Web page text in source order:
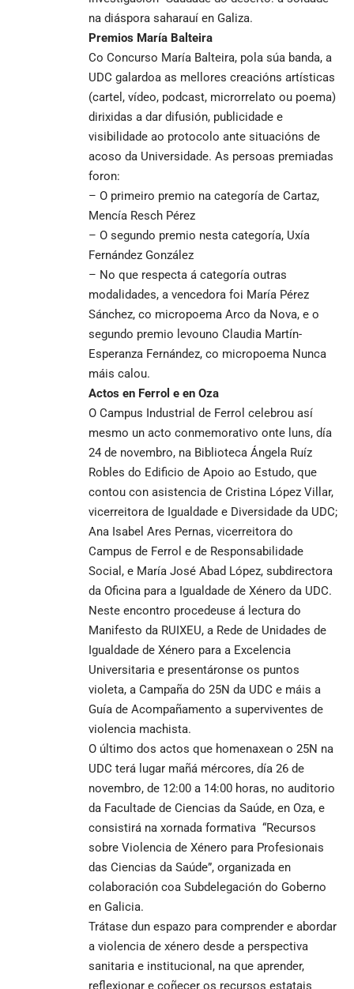
na diáspora saharauí en Galiza.
Premios María Balteira
Co Concurso María Balteira, pola súa banda, a
UDC galardoa as mellores creacións artísticas
(cartel, vídeo, podcast, microrrelato ou poema)
dirixidas a dar difusión, publicidade e
visibilidade ao protocolo ante situacións de
acoso da Universidade. As persoas premiadas
foron:
– O primeiro premio na categoría de Cartaz,
Mencía Resch Pérez
– O segundo premio nesta categoría, Uxía
Fernández González
– No que respecta á categoría outras
modalidades, a vencedora foi María Pérez
Sánchez, co micropoema Arco da Nova, e o
segundo premio levouno Claudia Martín-
Esperanza Fernández, co micropoema Nunca
máis calou.
Actos en Ferro e en Oza
O Campus Industrial de Ferrol celebrou así
mesmo un acto conmemorativo onte luns, día
24 de novembro, na Biblioteca Ángela Ruíz
Robles do Edificio de Apoio ao Estudo, que
contou con asistencia de Cristina López Villar,
vicerreitora de Igualdade e Diversidade da UDC;
Ana Isabel Ares Pernas, vicerreitora do
Campus de Ferrol e de Responsabilidade
Social, e María José Abad López, subdirectora
da Oficina para a Igualdade de Xénero da UDC.
Neste encontro procedeuse á lectura do
Manifesto da RUIXEU, a Rede de Unidades de
Igualdade de Xénero para a Excelencia
Universitaria e presentáronse os puntos
violeta, a Campaña do 25N da UDC e máis a
Guía de Acompañamento a superviventes de
violencia machista.
O último dos actos que homenaxean o 25N na
UDC terá lugar mañá mércores, día 26 de
novembro, de 12:00 a 14:00 horas, no auditorio
da Facultade de Ciencias da Saúde, en Oza, e
consistirá na xornada formativa “Recursos
sobre Violencia de Xénero para Profesionais
das Ciencias da Saúde”, organizada en
colaboración coa Subdelegación do Goberno
en Galicia.
Trátase dun espazo para comprender e abordar
a violencia de xénero desde a perspectiva
sanitaria e institucional, na que aprender,
reflexionar e coñecer os recursos estatais